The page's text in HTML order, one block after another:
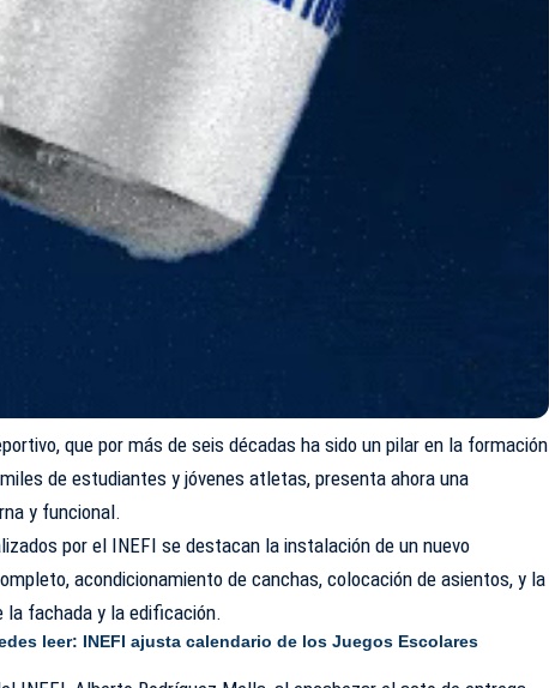
que por más de seis décadas ha sido un pilar en la formación
de estudiantes y jóvenes atletas, presenta ahora una
y funcional.
por el INEFI se destacan la instalación de un nuevo
acondicionamiento de canchas, colocación de asientos, y la
la fachada y la edificación.
leer: INEFI ajusta calendario de los Juegos Escolares